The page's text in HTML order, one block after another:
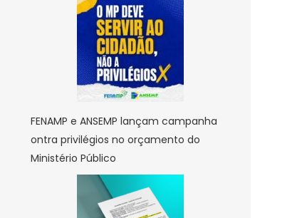
FENAMP e ANSEMP lançam campanha
ontra privilégios no orçamento do
Ministério Público